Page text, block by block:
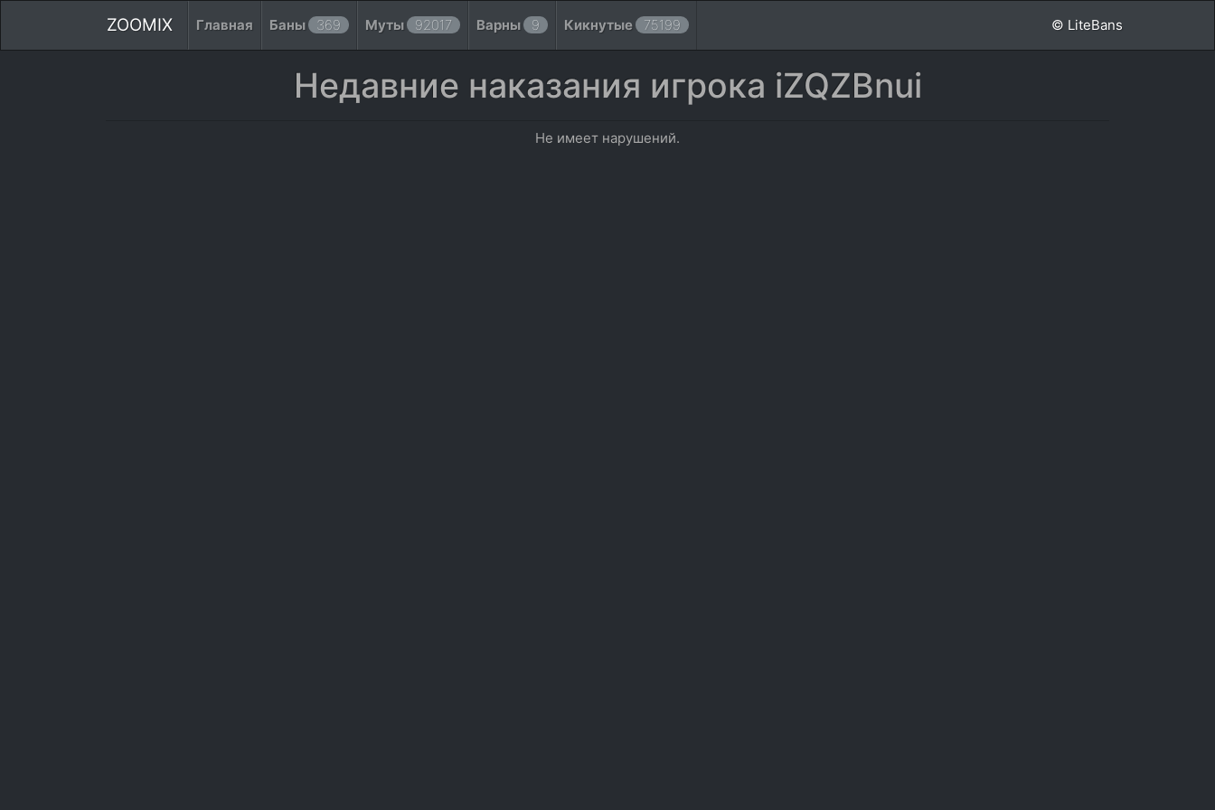
ZOOMIX Главная Баны 369 Муты 92017 Варны 9 Кикнутые 75199 © LiteBans
Недавние наказания игрока iZQZBnui
Не имеет нарушений.